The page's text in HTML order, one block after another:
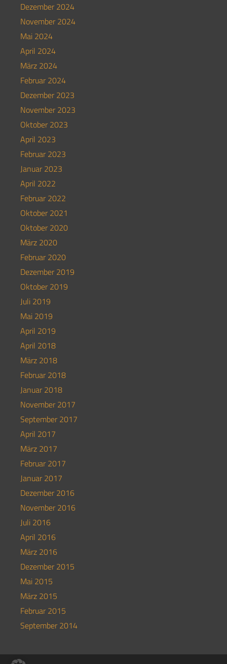
Dezember 2024
November 2024
Mai 2024
April 2024
März 2024
Februar 2024
Dezember 2023
November 2023
Oktober 2023
April 2023
Februar 2023
Januar 2023
April 2022
Februar 2022
Oktober 2021
Oktober 2020
März 2020
Februar 2020
Dezember 2019
Oktober 2019
Juli 2019
Mai 2019
April 2019
April 2018
März 2018
Februar 2018
Januar 2018
November 2017
September 2017
April 2017
März 2017
Februar 2017
Januar 2017
Dezember 2016
November 2016
Juli 2016
April 2016
März 2016
Dezember 2015
Mai 2015
März 2015
Februar 2015
September 2014